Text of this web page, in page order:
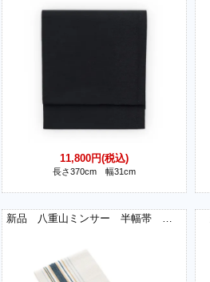
11,800円(税込)
長さ370cm 幅31cm
新品 八重山ミンサー 半幅帯 白